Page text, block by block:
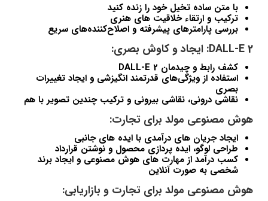
با متن ساده تخیل خود را زنده کنید
ترکیب و ارتقاء خلاقیت های هنری
بررسی پارامترهای پیشرفته و اصلاح‌کننده‌های سریع
DALL-E 2: ایجاد و کاوش بصری:
کشف رابط و چیدمان DALL-E 2
استفاده از ویژگی‌های قدرتمند انگیزشی و ایجاد تغییرات
بصری
نقاشی درونی، نقاشی بیرونی و ترکیب چندین تصویر با هم
هوش مصنوعی مولد برای تجارت:
ایجاد جریان های درآمدی با ایده های جانبی
طراحی لوگو، ایده پردازی محصول و نوشتن قرارداد
کسب درآمد از مهارت های هوش مصنوعی و ایجاد برند
شخصی به صورت آنلاین
هوش مصنوعی مولد برای تجارت و بازاریابی: